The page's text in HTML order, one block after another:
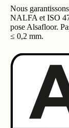
Nous
NALFA et ISO
pose Alsafloor.
≤ 0,2 mm.